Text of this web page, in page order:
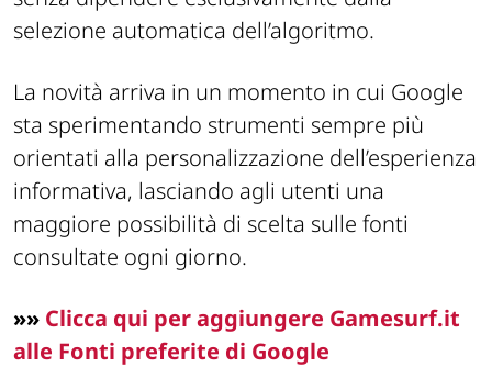
selezione automatica dell’algoritmo.
La novità arriva in un momento in cui Google
sta sperimentando strumenti sempre più
orientati alla personalizzazione dell’esperienza
informativa, lasciando agli utenti una
maggiore possibilità di scelta sulle fonti
consultate ogni giorno.
»» Clicca qui per aggiungere Gamesurf.it
alle Fonti preferite di Google